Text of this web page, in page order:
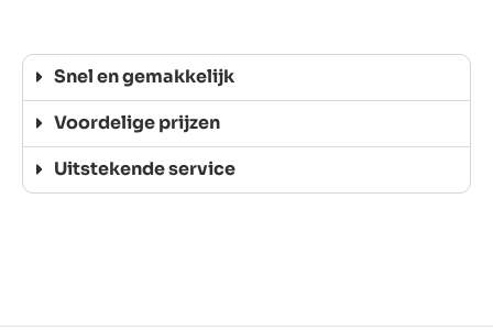
Snel en gemakkelijk
Voordelige prijzen
Uitstekende service